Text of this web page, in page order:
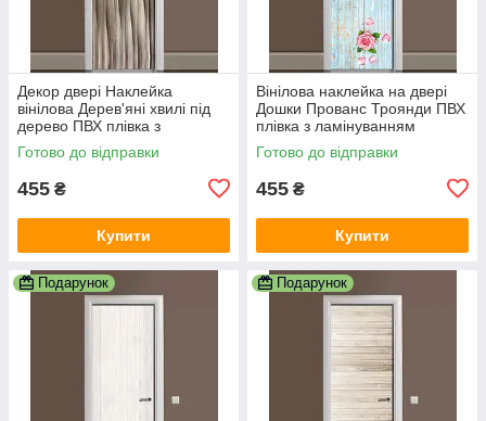
Декор двері Наклейка
вінілова Дерев'яні хвилі під
дерево ПВХ плівка з
ламінуванням 600х1800 мм
Текстура Бежевий
Готово до відправки
455 ₴
Купити
Вінілова наклейка на двері
Дошки Прованс Троянди ПВХ
плівка з ламінуванням
600х1800 мм текстури
Блакитний
Готово до відправки
455 ₴
Купити
Подарунок Подарунок